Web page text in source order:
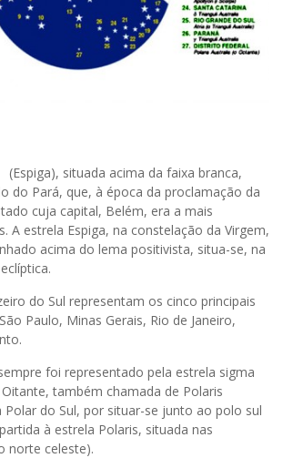
situada acima da faixa branca,
do Pará, que, à época da proclamação da
cuja capital, Belém, era a mais
A estrela Espiga, na constelação da Virgem,
acima do lema positivista, situa-se, na
do Sul representam os cinco principais
Paulo, Minas Gerais, Rio de Janeiro,
foi representado pela estrela sigma
também chamada de Polaris
Polar do Sul, por situar-se junto ao polo sul
à estrela Polaris, situada nas
norte celeste).